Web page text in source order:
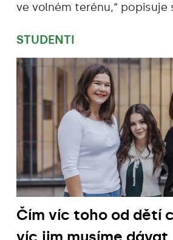
ve volném terénu,“ popisuje
STUDENTI
Čím víc toho od dětí
víc jim musíme dávat